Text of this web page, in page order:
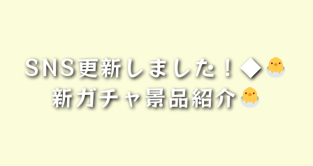
SNS更新しました！◆
新ガチャ景品紹介